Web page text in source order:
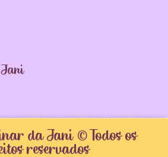
da Jani © Todos os
reservados